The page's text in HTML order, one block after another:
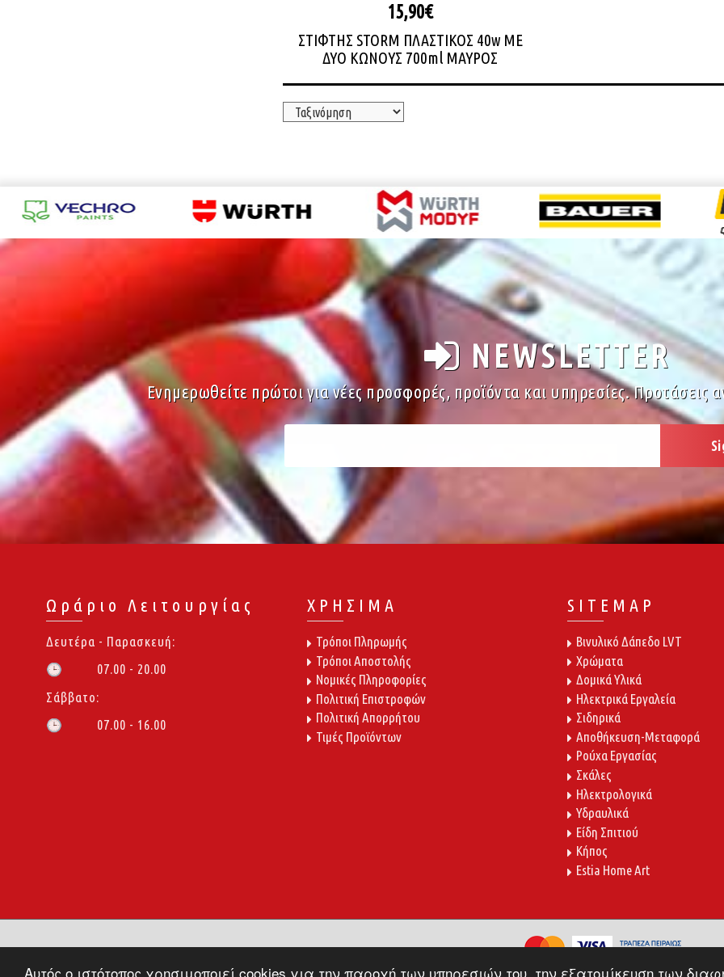
Αυτός ο ιστότοπος χρησιμοποιεί cookies για την παροχή των υπηρεσιών του, την εξατομίκευση των
15,90€
ΣΤΙΦΤΗΣ STORM ΠΛΑΣΤΙΚΟΣ 40w ΜΕ
ΔΥΟ ΚΩΝΟΥΣ 700ml ΜΑΥΡΟΣ
NEWSLETTER
Ενημερωθείτε πρώτοι για νέες προσφορές, προϊόντα και υπηρεσίες. Προτάσεις
Ωράριο Λειτουργίας
Δευτέρα - Παρασκευή:
🕒 07.00 - 20.00
Σάββατο:
🕒 07.00 - 16.00
ΧΡΗΣΙΜΑ
Τρόποι Πληρωμής
Τρόποι Αποστολής
Νομικές Πληροφορίες
Πολιτική Επιστροφών
Πολιτική Απορρήτου
Τιμές Προϊόντων
SITEMAP
Βινυλικό Δάπεδο LVT
Χρώματα
Δομικά Υλικά
Ηλεκτρικά Εργαλεία
Σιδηρικά
Αποθήκευση-Μεταφορά
Ρούχα Εργασίας
Σκάλες
Ηλεκτρολογικά
Υδραυλικά
Είδη Σπιτιού
Κήπος
Estia Home Art